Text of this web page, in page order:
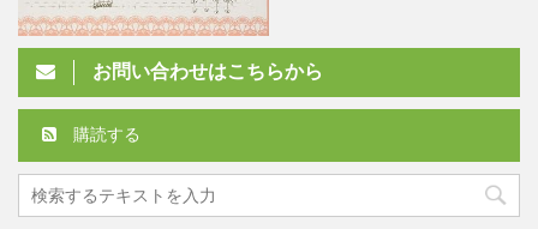
お問い合わせはこちらから
購読する